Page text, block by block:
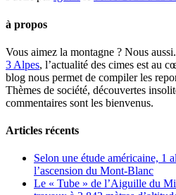
à propos
Vous aimez la montagne ? Nous
3 Alpes, l’actualité des cimes est au
blog nous permet de compiler les
Thèmes de société, découvertes
commentaires sont les bienvenus.
Articles récents
Selon une étude américaine, 1
l’ascension du Mont-Blanc
Le « Tube » de l’Aiguille du